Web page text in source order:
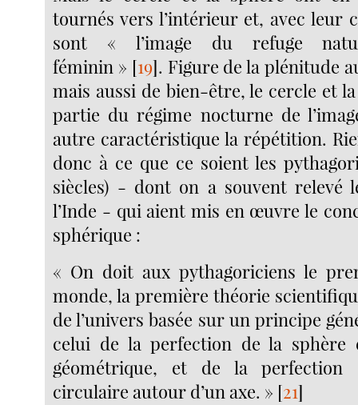
tournés vers l’intérieur et, avec leur
sont « l’image du refuge
féminin » [19]. Figure de la plénitude
mais aussi de bien-être, le cercle et
partie du régime nocturne de
autre caractéristique la répétition.
donc à ce que ce soient les
siècles) - dont on a souvent relevé
l’Inde - qui aient mis en œuvre le
sphérique :
« On doit aux pythagoriciens le
monde, la première théorie
de l’univers basée sur un principe
celui de la perfection de la sphère
géométrique, et de la perfection
circulaire autour d’un axe. » [21]